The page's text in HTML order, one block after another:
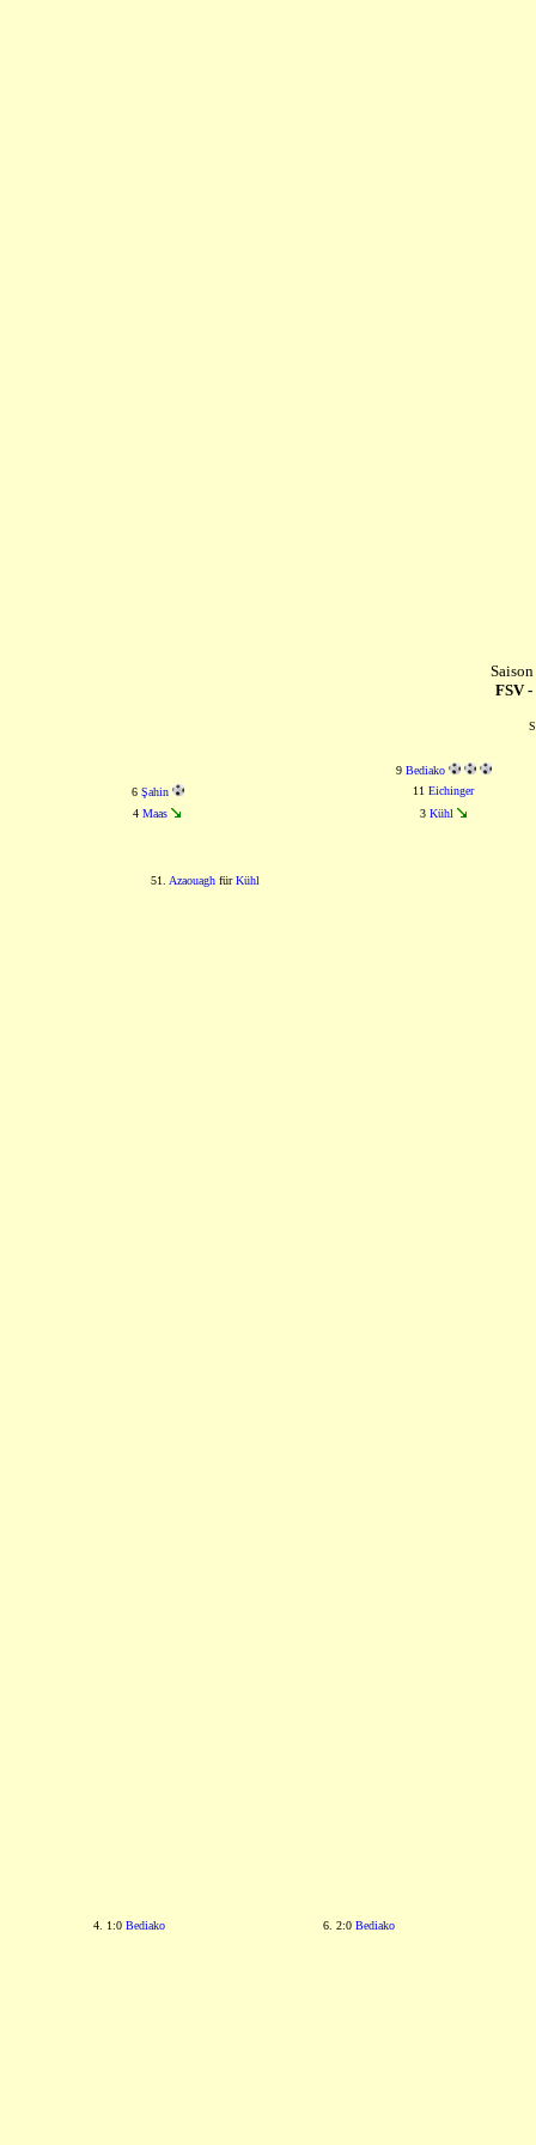
FSV -
9 Bediako
6 Şahin 11 Eichinger
4 Maas 3 Kühl
51. AzaouaghfürKühl
4. 1:0 Bediako 6. 2:0 Bediako